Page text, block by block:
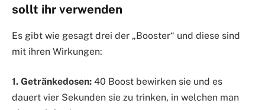
sollt ihr verwenden
Es gibt wie gesagt drei der „Booster“ und diese sind
mit ihren Wirkungen:
1. Getränkedosen: 40 Boost bewirken sie und es
dauert vier Sekunden sie zu trinken, in welchen man